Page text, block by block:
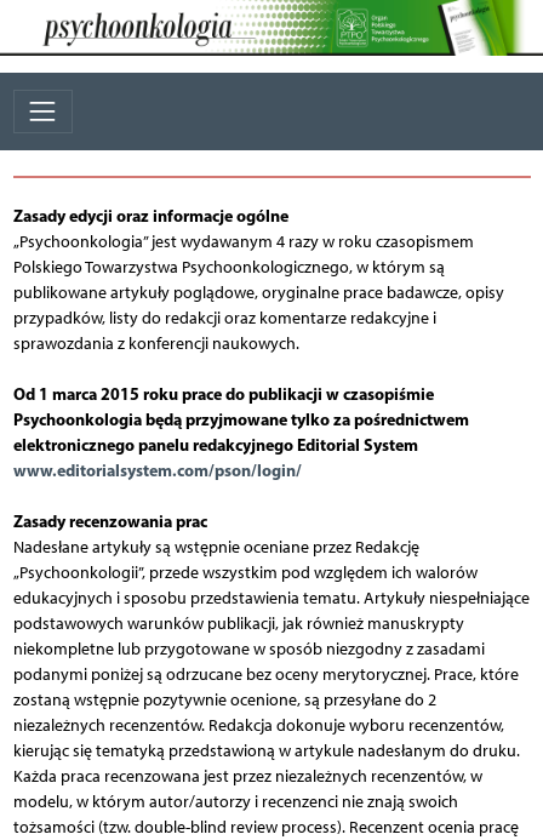
Zasady edycji oraz informacje ogólne
„Psychoonkologia” jest wydawanym 4 razy w roku czasopismem
Polskiego Towarzystwa Psychoonkologicznego, w którym są
publikowane artykuły poglądowe, oryginalne prace badawcze, opisy
przypadków, listy do redakcji oraz komentarze redakcyjne i
sprawozdania z konferencji naukowych.
Od 1 marca 2015 roku prace do publikacji w czasopiśmie
Psychoonkologia będą przyjmowane tylko za pośrednictwem
elektronicznego panelu redakcyjnego Editorial System
www.editorialsystem.com/pson/login/
Zasady recenzowania prac
Nadesłane artykuły są wstępnie oceniane przez Redakcję
„Psychoonkologii”, przede wszystkim pod względem ich walorów
edukacyjnych i sposobu przedstawienia tematu. Artykuły niespełniające
podstawowych warunków publikacji, jak również manuskrypty
niekompletne lub przygotowane w sposób niezgodny z zasadami
podanymi poniżej są odrzucane bez oceny merytorycznej. Prace, które
zostaną wstępnie pozytywnie ocenione, są przesyłane do 2
niezależnych recenzentów. Redakcja dokonuje wyboru recenzentów,
kierując się tematyką przedstawioną w artykule nadesłanym do druku.
Każda praca recenzowana jest przez niezależnych recenzentów, w
modelu, w którym autor/autorzy i recenzenci nie znają swoich
tożsamości (tzw. double-blind review process). Recenzent ocenia pracę